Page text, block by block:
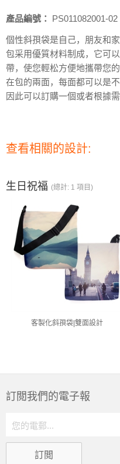
產品編號： PS011082001-02
個性斜孭袋是自己，朋友和
包采用優質材料制成，它可
帶，使您輕松方便地攜帶您的
在包的兩面，每面都可以是不
因此可以訂購一個或者根據需
查看相關的設計:
生日祝福 (總計: 1 項目)
客製化斜孭袋|雙面設計
訂閲我們的電子報